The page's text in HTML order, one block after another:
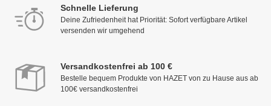
Schnelle Lieferung
Deine Zufriedenheit hat Priorität: Sofort verfügbare Artikel
versenden wir umgehend
Versandkostenfrei ab 100 €
Bestelle bequem Produkte von HAZET von zu Hause aus ab
100€ versandkostenfrei